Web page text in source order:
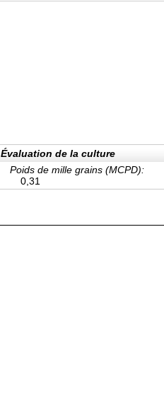
Évaluation de la culture
Poids de mille grains (MCPD):
0,31